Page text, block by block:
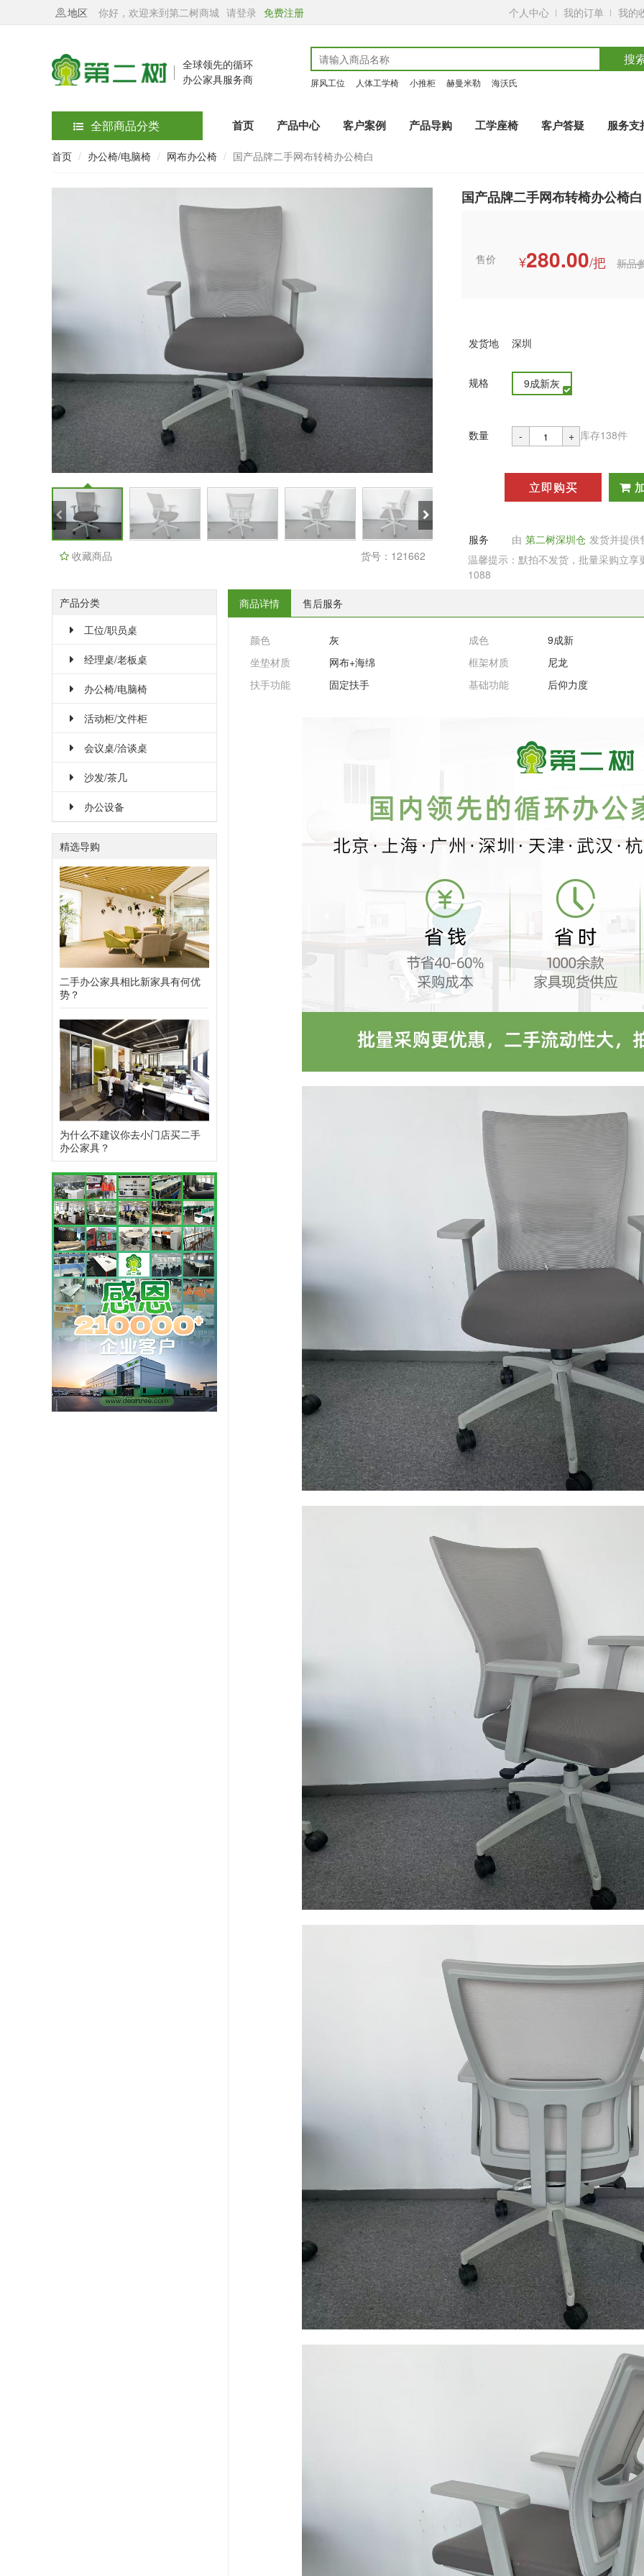
地区 你好，欢迎来到第二树商城 请登录 免费注册 个人中心 我的订单 我的
全球领先的循环
办公家具服务商
搜
屏风工位 人体工学椅 小推柜 赫曼米勒 海沃氏
全部商品分类 首页 产品中心 客户案例 产品导购 工学座椅 客户答疑 服务支
首页 办公椅/电脑椅 网布办公椅 国产品牌二手网布转椅办公椅白
收藏商品 货号：121662
国产品牌二手网布转椅办公椅白
售价 ¥280.00/把 新品
发货地 深圳
规格 9成新灰
数量 - + 库存138件
立即购买
服务 由 第二树深圳仓 发货并提供
温馨提示：默拍不发货，批量采购立
1088
产品分类
工位/职员桌
经理桌/老板桌
办公椅/电脑椅
活动柜/文件柜
会议桌/洽谈桌
沙发/茶几
办公设备
精选导购
二手办公家具相比新家具有何优
势？
为什么不建议你去小门店买二手
办公家具？
商品详情 售后服务
颜色 灰 成色
9成新
坐垫材质
网布+海绵 框架材质
尼龙
扶手功能
固定扶手 基础功能 后仰力度